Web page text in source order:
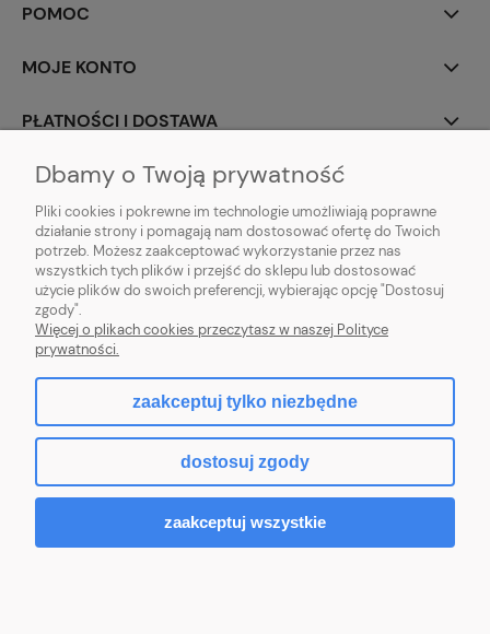
POMOC
MOJE KONTO
PŁATNOŚCI I DOSTAWA
INFORMACJE
O NAS
pokaż pełną wersję strony
Hurtownia kosmetyczna online – Beauty Zone SHOP
Znajdziesz u nas produkty do stylizacji brwi, rzęs i paznokci: żele, lampy,
akcesoria i pędzle.
Sklep internetowy Shoper.pl
Dbamy o Twoją prywatność
Pliki cookies i pokrewne im technologie umożliwiają poprawne
działanie strony i pomagają nam dostosować ofertę do Twoich
potrzeb. Możesz zaakceptować wykorzystanie przez nas
wszystkich tych plików i przejść do sklepu lub dostosować
użycie plików do swoich preferencji, wybierając opcję "Dostosuj
zgody".
Więcej o plikach cookies przeczytasz w naszej Polityce
prywatności.
zaakceptuj tylko niezbędne
dostosuj zgody
zaakceptuj wszystkie